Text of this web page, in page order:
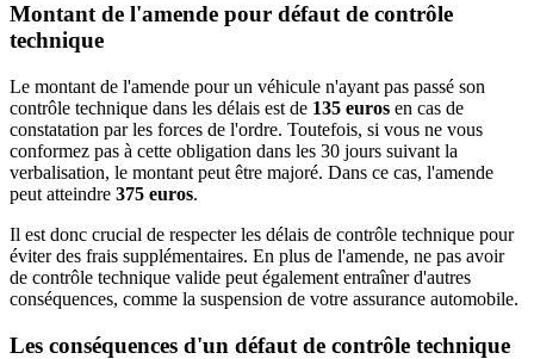
Montant de l'amende pour défaut de contrôle
technique
Le montant de l'amende pour un véhicule n'ayant pas passé son
contrôle technique dans les délais est de 135 euros en cas de
constatation par les forces de l'ordre. Toutefois, si vous ne vous
conformez pas à cette obligation dans les 30 jours suivant la
verbalisation, le montant peut être majoré. Dans ce cas, l'amende
peut atteindre 375 euros.
Il est donc crucial de respecter les délais de contrôle technique pour
éviter des frais supplémentaires. En plus de l'amende, ne pas avoir
de contrôle technique valide peut également entraîner d'autres
conséquences, comme la suspension de votre assurance automobile.
Les conséquences d'un défaut de contrôle technique